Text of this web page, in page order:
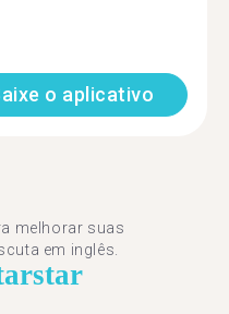
o aplicativo
melhorar suas
em inglês.
star